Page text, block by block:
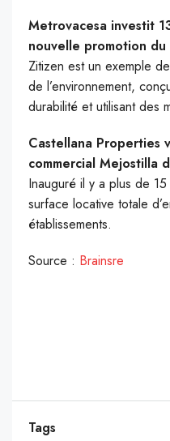
Metrovacesa investit
nouvelle promotion
Zitizen est un exemple
de l’environnement,
durabilité et utilisant des
Castellana Properties
commercial Mejostilla
Inauguré il y a plus de
surface locative totale
établissements.
Source : Brainsre
Tags